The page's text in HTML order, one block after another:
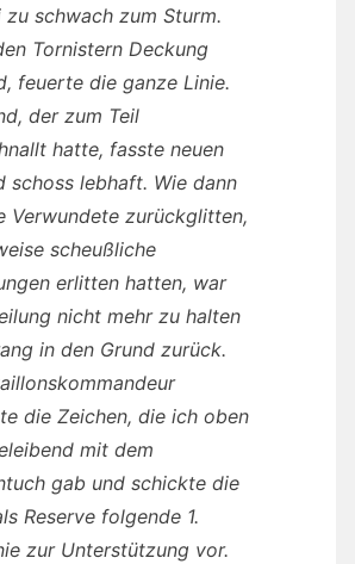
zu schwach zum Sturm.
Tornistern Deckung
feuerte die ganze Linie.
der zum Teil
hatte, fasste neuen
schoss lebhaft. Wie dann
Verwundete zurückglitten,
scheußliche
erlitten hatten, war
nicht mehr zu halten
in den Grund zurück.
die Zeichen, die ich oben
mit dem
gab und schickte die
Reserve folgende 1.
zur Unterstützung vor.